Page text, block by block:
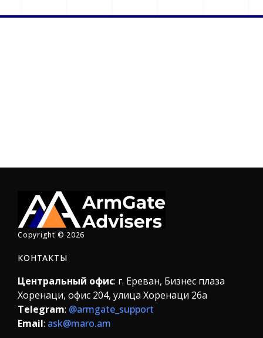
Copyright © 2026
КОНТАКТЫ
Центральный офис: г. Ереван, Бизнес плаза
Хоренаци, офис 204, улица Хоренаци 26а
Telegram: @armgate_support
Email: ask@maro.am